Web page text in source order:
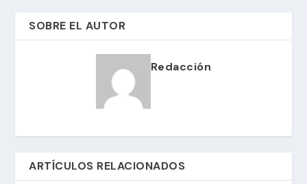
SOBRE EL AUTOR
Redacción
ARTÍCULOS RELACIONADOS